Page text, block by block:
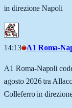
in direzione Napoli
14:13 A1 Roma-
A1 Roma-Napoli
agosto 2026 tra
Colleferro in